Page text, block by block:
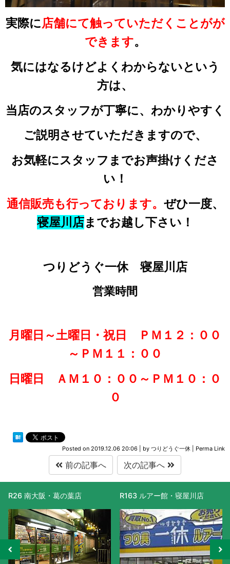
実際に店舗にて触っていただくことがが
できます。
気にはなるけどよくわからないという
方は、
当店のスタッフが丁寧に、わかりやすく
ご説明させていただきますので、
お気軽にスタッフまでお声掛けくださ
い！
通信販売も行っております。 ぜひ一度、
寝屋川店までお越し下さい！
つりどうぐ一休 寝屋川店
営業時間
月曜日～土曜日・祝日 ＰＭ１２：００
～ＰＭ１１：００
日曜日 ＡＭ１０：００～ＰＭ１０：０
０
Posted on 2019.12.06 20:06 by つりどうぐ一休 Perma Link
前の記事へ 次の記事へ
R163 ルアー館・寝屋川店 R477 滋賀守山店